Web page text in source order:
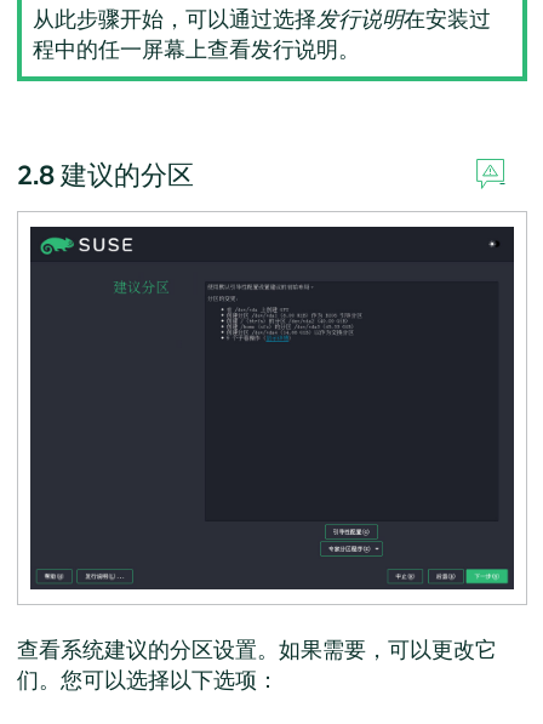
从此步骤开始，可以通过选择发行说明在安装过
程中的任一屏幕上查看发行说明。
2.8建议的分区
查看系统建议的分区设置。如果需要，可以更改它
们。您可以选择以下选项：